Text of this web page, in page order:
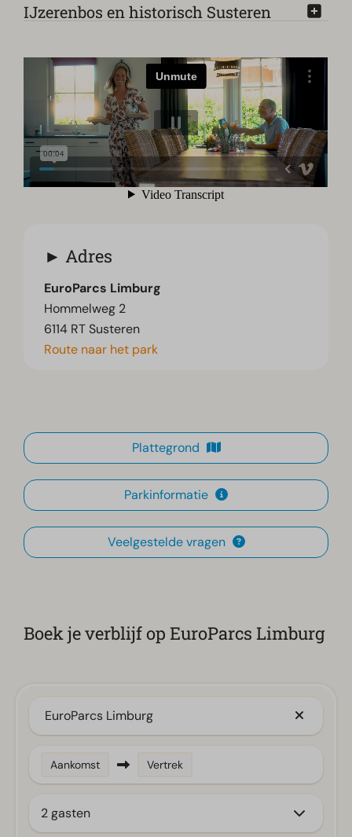
IJzerenbos en historisch Susteren
Adres
EuroParcs Limburg
Hommelweg 2
6114 RT Susteren
Route naar het park
Plattegrond
Parkinformatie
Veelgestelde vragen
Boek je verblijf op EuroParcs Limburg
EuroParcs Limburg
Aankomst Vertrek
2 gasten